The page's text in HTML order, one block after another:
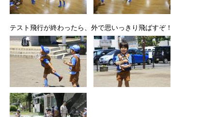
テスト飛行が終わったら、外で思いっきり飛ばすぞ！